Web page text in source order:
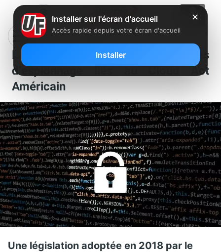
La France pointe du doigt les risques
d’espionnage liés au Cloud Act
Américain
Une législation adoptée en 2018 par le
✕
Installer sur l'écran d'accueil
Accès rapide depuis votre écran d'accueil
Installer